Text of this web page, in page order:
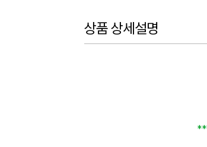
상품 상세설명
**